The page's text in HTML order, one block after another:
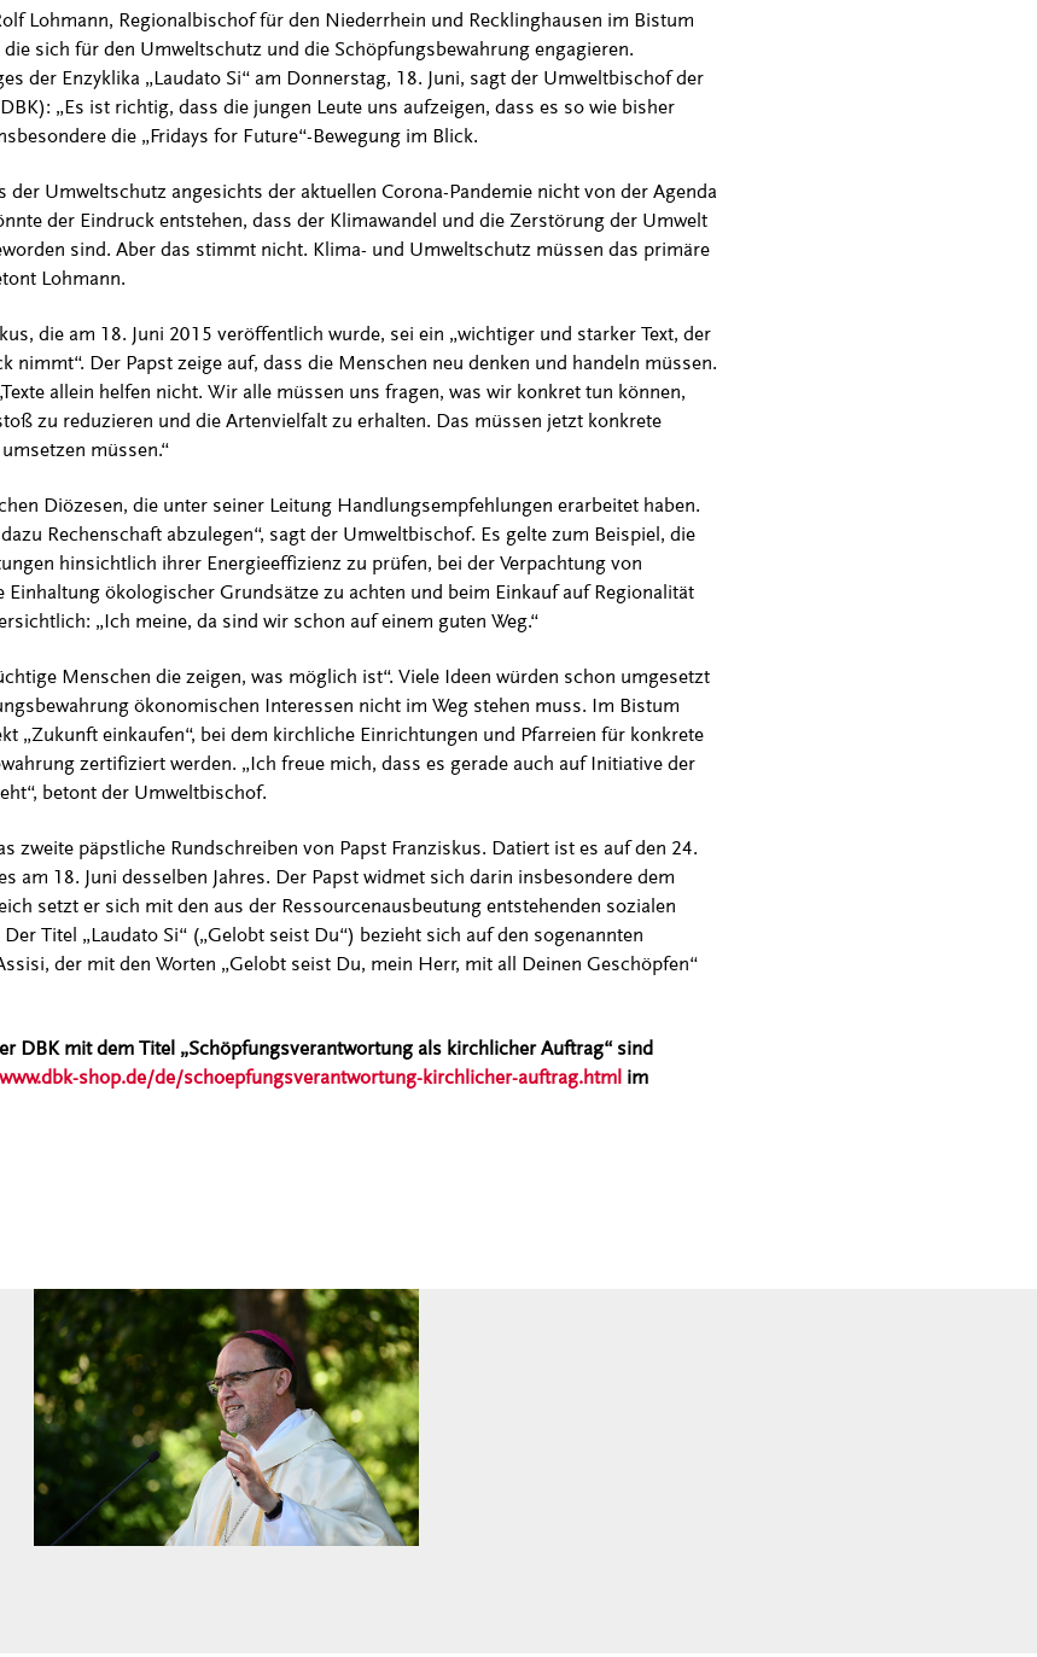
Lohmann, Regionalbischof für den Niederrhein und Recklinghausen im Bistum
sich für den Umweltschutz und die Schöpfungsbewahrung engagieren.
der Enzyklika „Laudato Si“ am Donnerstag, 18. Juni, sagt der Umweltbischof der
„Es ist richtig, dass die jungen Leute uns aufzeigen, dass es so wie bisher
die „Fridays for Future“-Bewegung im Blick.
der Umweltschutz angesichts der aktuellen Corona-Pandemie nicht von der Agenda
der Eindruck entstehen, dass der Klimawandel und die Zerstörung der Umwelt
sind. Aber das stimmt nicht. Klima- und Umweltschutz müssen das primäre
Lohmann.
die am 18. Juni 2015 veröffentlich wurde, sei ein „wichtiger und starker Text, der
nimmt“. Der Papst zeige auf, dass die Menschen neu denken und handeln müssen.
allein helfen nicht. Wir alle müssen uns fragen, was wir konkret tun können,
zu reduzieren und die Artenvielfalt zu erhalten. Das müssen jetzt konkrete
müssen.“
Diözesen, die unter seiner Leitung Handlungsempfehlungen erarbeitet haben.
Rechenschaft abzulegen“, sagt der Umweltbischof. Es gelte zum Beispiel, die
hinsichtlich ihrer Energieeffizienz zu prüfen, bei der Verpachtung von
ökologischer Grundsätze zu achten und beim Einkauf auf Regionalität
„Ich meine, da sind wir schon auf einem guten Weg.“
Menschen die zeigen, was möglich ist“. Viele Ideen würden schon umgesetzt
ökonomischen Interessen nicht im Weg stehen muss. Im Bistum
„Zukunft einkaufen“, bei dem kirchliche Einrichtungen und Pfarreien für konkrete
zertifiziert werden. „Ich freue mich, dass es gerade auch auf Initiative der
betont der Umweltbischof.
zweite päpstliche Rundschreiben von Papst Franziskus. Datiert ist es auf den 24.
am 18. Juni desselben Jahres. Der Papst widmet sich darin insbesondere dem
setzt er sich mit den aus der Ressourcenausbeutung entstehenden sozialen
Titel „Laudato Si“ („Gelobt seist Du“) bezieht sich auf den sogenannten
der mit den Worten „Gelobt seist Du, mein Herr, mit all Deinen Geschöpfen“
DBK mit dem Titel „Schöpfungsverantwortung als kirchlicher Auftrag“ sind
www.dbk-shop.de/de/schoepfungsverantwortung-kirchlicher-auftrag.htmlim